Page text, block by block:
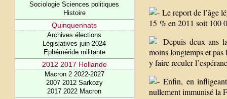
Sociologie Sciences politiques
Histoire
Quinquennats
Archives élections
Législatives juin 2024
Ephéméride militante
2012 2017 Hollande
Macron 2 2022-2027
2007 2012 Sarkozy
2017 2022 Macron
Le report de l’âge
15 % en 2011 soit 100
Depuis deux ans
moins longtemps et pas
y faire reculer
Enfin, en
nullement immunisé la